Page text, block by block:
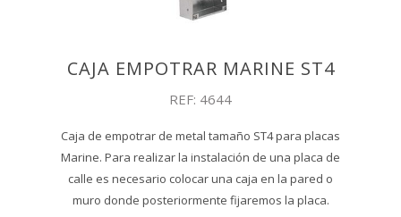
CAJA EMPOTRAR MARINE ST4
REF: 4644
Caja de empotrar de metal tamaño ST4 para placas
Marine. Para realizar la instalación de una placa de
calle es necesario colocar una caja en la pared o
muro donde posteriormente fijaremos la placa.